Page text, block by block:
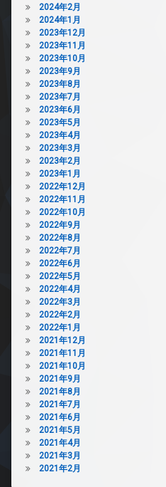
2024年2月
2024年1月
2023年12月
2023年11月
2023年10月
2023年9月
2023年8月
2023年7月
2023年6月
2023年5月
2023年4月
2023年3月
2023年2月
2023年1月
2022年12月
2022年11月
2022年10月
2022年9月
2022年8月
2022年7月
2022年6月
2022年5月
2022年4月
2022年3月
2022年2月
2022年1月
2021年12月
2021年11月
2021年10月
2021年9月
2021年8月
2021年7月
2021年6月
2021年5月
2021年4月
2021年3月
2021年2月